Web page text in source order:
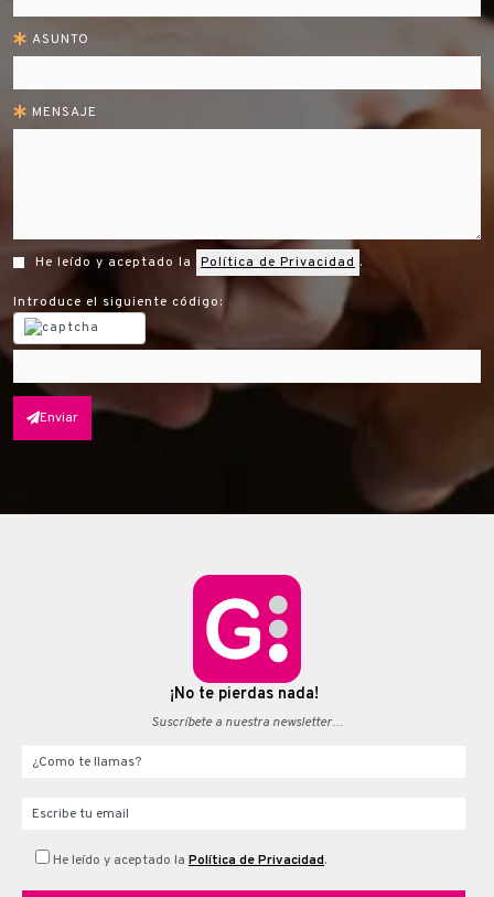
ASUNTO
MENSAJE
He leído y aceptado la Política de Privacidad .
Introduce el siguiente código:
Enviar
¡No te pierdas nada!
Suscríbete a nuestra newsletter…
Your name
Email
He leído y aceptado la Política de Privacidad.